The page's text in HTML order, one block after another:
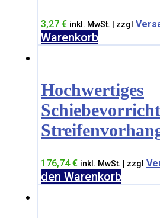
3,27 € inkl. MwSt. | zzgl
Warenkorb
Hochwertiges
176,74€ inkl. MwSt. | zzgl
den Warenkorb